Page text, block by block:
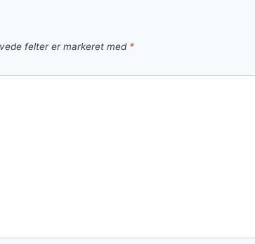
felter er markeret med *